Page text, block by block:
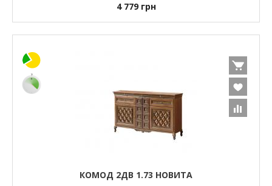
4 779 грн
КОМОД 2ДВ 1.73 НОВИТА